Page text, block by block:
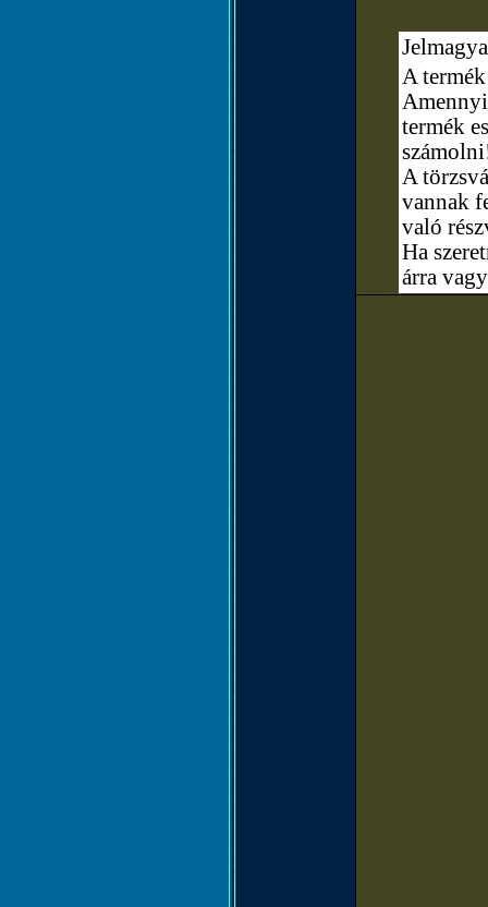
A
termék
A
vannak
való
Ha
árra